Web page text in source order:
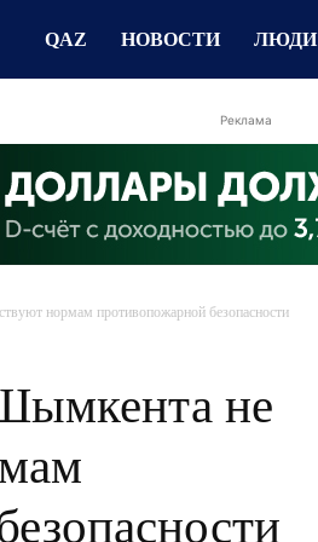
QAZ НОВОСТИ ЛЮДИ
Реклама
нормам противопожарной безопасности
не